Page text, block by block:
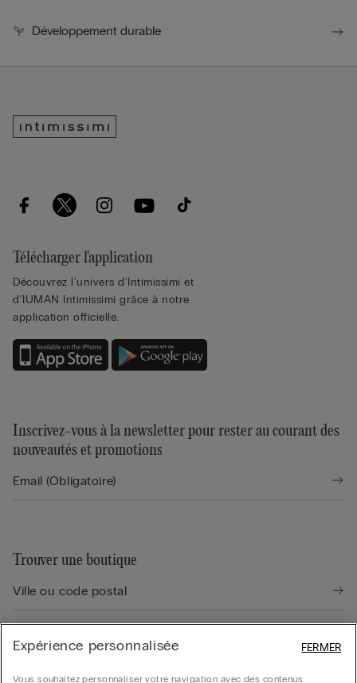
Développement durable
Télécharger l'application
Découvrez l'univers d'Intimissimi et
d'IUMAN Intimissimi grâce à notre
application officielle.
Inscrivez-vous à la newsletter pour rester au courant des
nouveautés et promotions
Trouver une boutique
Expérience personnalisée
Vous souhaitez personnaliser votre navigation avec des contenus
FERMER